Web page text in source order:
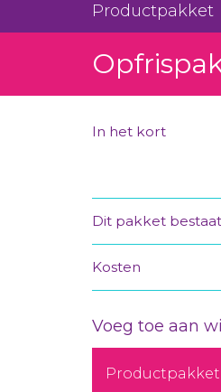
Productpakket
In het kort
Dit pakket
Kosten
Voeg toe aan